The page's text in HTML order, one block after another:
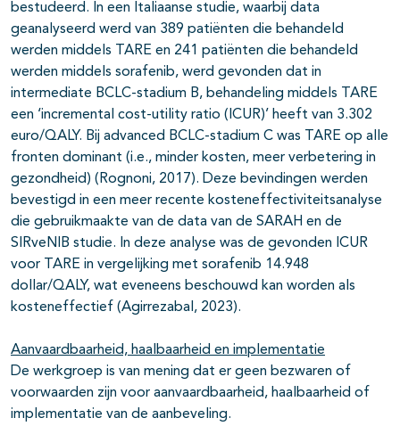
bestudeerd. In een Italiaanse studie, waarbij data
geanalyseerd werd van 389 patiënten die behandeld
werden middels TARE en 241 patiënten die behandeld
werden middels sorafenib, werd gevonden dat in
intermediate BCLC-stadium B, behandeling middels TARE
een ‘incremental cost-utility ratio (ICUR)’ heeft van 3.302
euro/QALY. Bij advanced BCLC-stadium C was TARE op alle
fronten dominant (i.e., minder kosten, meer verbetering in
gezondheid) (Rognoni, 2017). Deze bevindingen werden
bevestigd in een meer recente kosteneffectiviteitsanalyse
die gebruikmaakte van de data van de SARAH en de
SIRveNIB studie. In deze analyse was de gevonden ICUR
voor TARE in vergelijking met sorafenib 14.948
dollar/QALY, wat eveneens beschouwd kan worden als
kosteneffectief (Agirrezabal, 2023).
Aanvaardbaarheid, haalbaarheid en implementatie
De werkgroep is van mening dat er geen bezwaren of
voorwaarden zijn voor aanvaardbaarheid, haalbaarheid of
implementatie van de aanbeveling.